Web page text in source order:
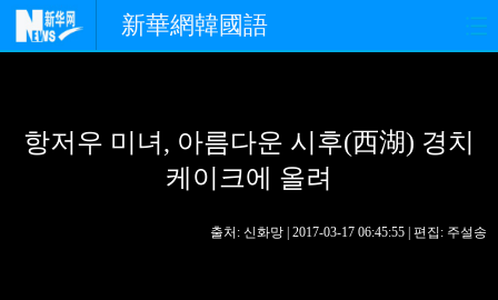
新華網韓國語
경제 사회 포토
핫 TV
항저우 미녀, 아름다운 시후(西湖) 경치
케이크에 올려
출처: 신화망 | 2017-03-17 06:45:55 | 편집: 주설송